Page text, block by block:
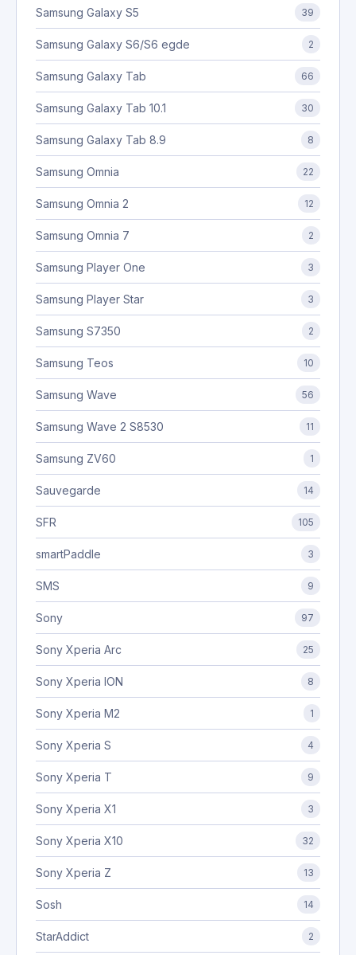
Samsung Galaxy S5 39
Samsung Galaxy S6/S6 egde 2
Samsung Galaxy Tab 66
Samsung Galaxy Tab 10.1 30
Samsung Galaxy Tab 8.9 8
Samsung Omnia 22
Samsung Omnia 2 12
Samsung Omnia 7 2
Samsung Player One 3
Samsung Player Star 3
Samsung S7350 2
Samsung Teos 10
Samsung Wave 56
Samsung Wave 2 S8530 11
Samsung ZV60 1
Sauvegarde 14
SFR 105
smartPaddle 3
SMS 9
Sony 97
Sony Xperia Arc 25
Sony Xperia ION 8
Sony Xperia M2 1
Sony Xperia S 4
Sony Xperia T 9
Sony Xperia X1 3
Sony Xperia X10 32
Sony Xperia Z 13
Sosh 14
StarAddict 2